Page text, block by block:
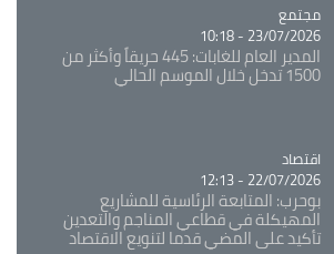
Catégorie
مجتمع
23/07/2026 - 10:18
المدير العام للغابات: 445 حريقاً وأكثر من
1500 تدخل خلال الموسم الحالي
Catégorie
اقتصاد
22/07/2026 - 12:13
بوحرب: المتابعة الرئاسية للمشاريع
المهيكلة في قطاعي المناجم والتعدين
تأكيد على المضي قدما لتنويع الاقتصاد